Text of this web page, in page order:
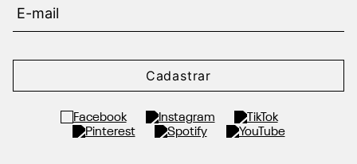
Cadastrar